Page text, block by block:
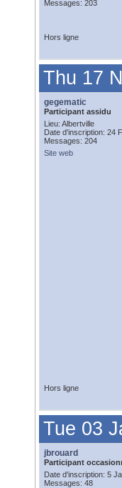
Messages: 203
Hors ligne
Thu 17
gegematic
Participant assidu
Lieu: Albertville
Date d'inscription: 24
Messages: 204
Site web
Hors ligne
Tue 03
jbrouard
Participant
Date d'inscription: 5
Messages: 48